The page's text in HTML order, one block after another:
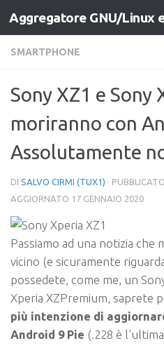
Salta al contenuto
Aggregatore GNU/Linux
SMARTPHONE
Sony XZ1 e Sony
moriranno con
Assolutamente
DI SALVO CIRMI (TUX1) · PUBBLICATO
AGGIORNATO 17 GENNAIO 2020
Passiamo ad una notizia
vicino (e sicuramente
possedete, come me, un
Xperia XZPremium, saprete
più intenzione di
Android 9 Pie (.228 è